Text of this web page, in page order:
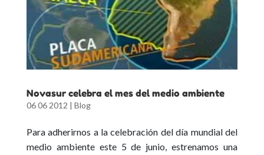
Novasur celebra el mes del medio ambiente
06 06 2012 | Blog
Para adherirnos a la celebración del día mundial del
medio ambiente este 5 de junio, estrenamos una